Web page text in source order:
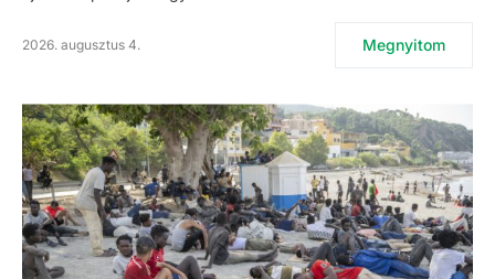
2026. augusztus 4. Megnyitom